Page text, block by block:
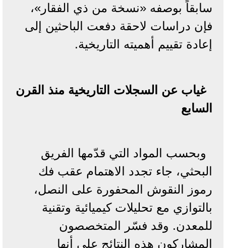
سابقاً بوصفه «نسخة من ذي الفقار»،
فإن دراسات لاحقة دفعت الباحثين إلى
إعادة تقييم أهميته التاريخية.
غياب عن السجلات التاريخية منذ القرن
السابع
وبحسب المواد التي قدّمها الفريق
البحثي، جاء تجدد الاهتمام عقب فك
رموز النقوش المحفورة على النصل،
بالتوازي مع تحليلات كيميائية وتقنية
للمعدن. وقد فسّر المتخصصون
المشاركون هذه النتائج على أنها